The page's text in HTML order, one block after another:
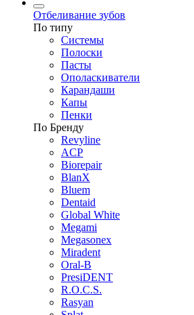
Отбеливание зубов
По типу
Системы
Полоски
Пасты
Ополаскиватели
Карандаши
Капы
Пенки
По Бренду
Revyline
ACP
Biorepair
BlanX
Bluem
Dentaid
Global White
Megami
Megasonex
Miradent
Oral-B
PresiDENT
R.O.C.S.
Rasyan